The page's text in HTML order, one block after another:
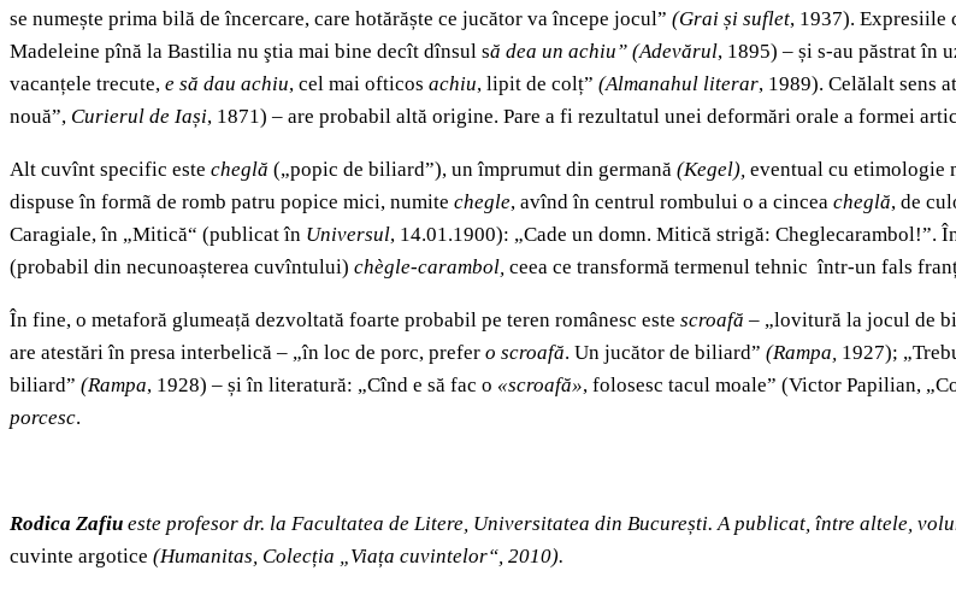
se numește prima bilă de încercare, care hotărăște ce jucător va începe jocul” (Grai și suflet, 1937). Expresiile
Madeleine pînă la Bastilia nu ştia mai bine decît dînsul să dea un achiu” (Adevărul, 1895) – și s-au păstrat în
vacanțele trecute, e să dau achiu, cel mai ofticos achiu, lipit de colț” (Almanahul literar, 1989). Celălalt sens
nouă”, Curierul de Iași, 1871) – are probabil altă origine. Pare a fi rezultatul unei deformări orale a formei
Alt cuvînt specific este cheglă („popic de biliard”), un împrumut din germană (Kegel), eventual cu etimologie
dispuse în formã de romb patru popice mici, numite chegle, avînd în centrul rombului o a cincea cheglă, de
Caragiale, în „Mitică“ (publicat în Universul, 14.01.1900): „Cade un domn. Mitică strigă: Chegle­carambol!”.
(probabil din necunoașterea cuvîntului) chègle-carambol, ceea ce transformă termenul tehnic într-un fals
În fine, o metaforă glumeață dezvoltată foarte probabil pe teren românesc este scroafă – „lovitură la jocul de
are atestări în presa interbelică – „în loc de porc, prefer o scroafă. Un jucător de biliard” (Rampa, 1927);
biliard” (Rampa, 1928) – și în literatură: „Cînd e să fac o «scroafă», folosesc tacul moale” (Victor Papilian,
porcesc.
Rodica Zafiu este profesor dr. la Facultatea de Litere, Universitatea din București. A publicat, între altele,
cuvinte argotice (Humanitas, Colecția „Viața cuvintelor“, 2010).